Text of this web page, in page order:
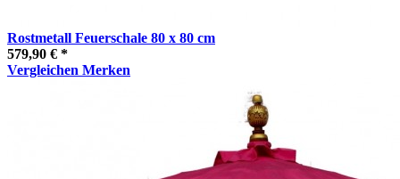
Rostmetall Feuerschale 80 x 80 cm
579,90 € *
Vergleichen Merken